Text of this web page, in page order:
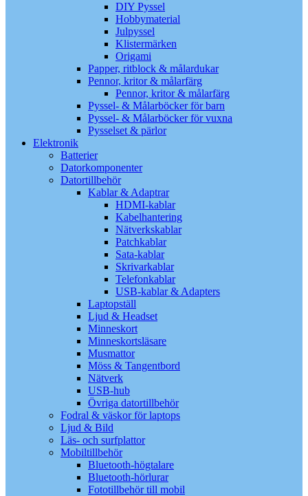
DIY Pyssel
Hobbymaterial
Julpyssel
Klistermärken
Origami
Papper, ritblock & målardukar
Pennor, kritor & målarfärg
Pennor, kritor & målarfärg
Pyssel- & Målarböcker för barn
Pyssel- & Målarböcker för vuxna
Pysselset & pärlor
Elektronik
Batterier
Datorkomponenter
Datortillbehör
Kablar & Adaptrar
HDMI-kablar
Kabelhantering
Nätverkskablar
Patchkablar
Sata-kablar
Skrivarkablar
Telefonkablar
USB-kablar & Adapters
Laptopställ
Ljud & Headset
Minneskort
Minneskortsläsare
Musmattor
Möss & Tangentbord
Nätverk
USB-hub
Övriga datortillbehör
Fodral & väskor för laptops
Ljud & Bild
Läs- och surfplattor
Mobiltillbehör
Bluetooth-högtalare
Bluetooth-hörlurar
Fototillbehör till mobil